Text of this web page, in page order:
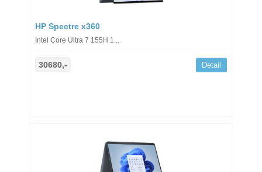
HP Spectre x360
Intel Core Ultra 7 155H 1...
30680,- Detail